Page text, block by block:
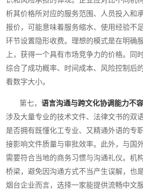
析其价格所对应的服务范围、人员投入和
报价，可能意味着服务缩水、使用经验不
环节设置隐形收费。理想的模式是在明确
上，获得一个具有市场竞争力的价格。同
综合了成功概率、时间成本、风险控制后
看数字大小。
第七， 语言沟通与跨文化协调能力不容
涉及大量专业的技术文件、法律文书的双
是否拥有既懂化工专业、又精通外语的专
接影响文件质量与审批效率。此外，与国
需要符合当地的商务习惯与沟通礼仪。机
桥梁，避免因沟通方式不当产生误解，也
烟台企业而言，选择一家能提供流畅中文